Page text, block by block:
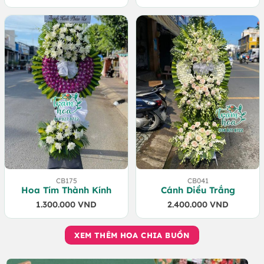
CB175
Hoa Tím Thành Kính
1.300.000 VND
CB041
Cánh Diều Trắng
2.400.000 VND
XEM THÊM HOA CHIA BUỒN